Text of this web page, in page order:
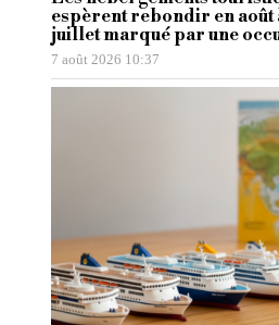
espèrent rebondir en août
juillet marqué par une
7 août 2026 10:37